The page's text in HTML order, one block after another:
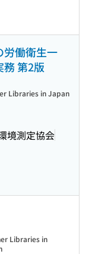
労働衛生一
第2版
境測定協会
Libraries in Japan
Libraries in